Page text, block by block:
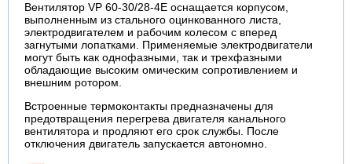
Вентилятор VP 60-30/28-4E оснащается корпусом,
выполненным из стального оцинкованного листа,
электродвигателем и рабочим колесом с вперед
загнутыми лопатками. Применяемые электродвигатели
могут быть как однофазными, так и трехфазными
обладающие высоким омическим сопротивлением и
внешним ротором.
Встроенные термоконтакты предназначены для
предотвращения перегрева двигателя канального
вентилятора и продляют его срок службы. После
отключения двигатель запускается автономно.